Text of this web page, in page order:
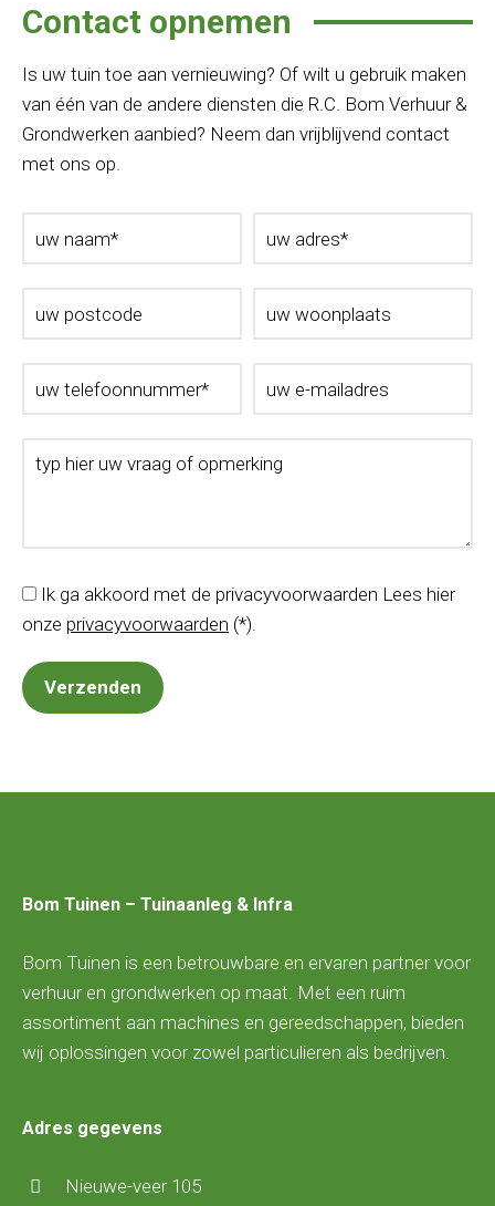
Contact opnemen
Is uw tuin toe aan vernieuwing? Of wilt u gebruik maken
van één van de andere diensten die R.C. Bom Verhuur &
Grondwerken aanbied? Neem dan vrijblijvend contact
met ons op.
Ik ga akkoord met de privacyvoorwaarden Lees hier
onze privacyvoorwaarden (*).
Bom Tuinen – Tuinaanleg & Infra
Bom Tuinen is een betrouwbare en ervaren partner voor
verhuur en grondwerken op maat. Met een ruim
assortiment aan machines en gereedschappen, bieden
wij oplossingen voor zowel particulieren als bedrijven.
Adres gegevens
Nieuwe-veer 105